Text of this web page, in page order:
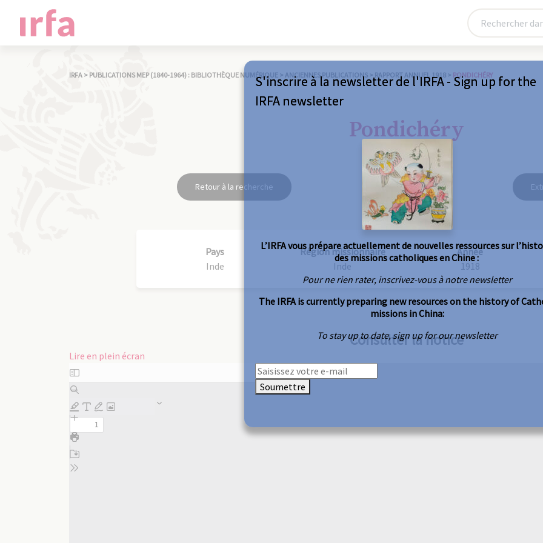
IRFA > PUBLICATIONS MEP (1840-1964) : BIBLIOTHÈQUE NUMÉRIQUE > ANCIENNES PUBLICATIONS > RAPPORT ANNUEL 1918 > PONDICHÉRY
Pondichéry
Retour à la recherche
Pays
Inde
Région missionnaire
Inde
Année
1918
Consulter la notice
Lire en plein écran
Aller
au
contenu
PDF
S'inscrire à la newsletter de l'IRFA - Sign up for the
IRFA newsletter
L’IRFA vous prépare actuellement de nouvelles ressources sur
des missions catholiques en Chine :
Pour ne rien rater, inscrivez-vous à notre newsletter
The IRFA is currently preparing new resources on the history of
missions in China:
To stay up to date, sign up for our newsletter
Soumettre